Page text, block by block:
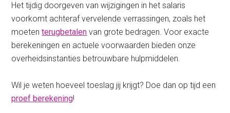
Het tijdig doorgeven van wijzigingen in het salaris
voorkomt achteraf vervelende verrassingen, zoals het
moetenterugbetalen van grote bedragen. Voor exacte
berekeningen en actuele voorwaarden bieden onze
overheidsinstanties betrouwbare hulpmiddelen.
Wil je weten hoeveel toeslag jij krijgt? Doe dan op tijd een
proef berekening!